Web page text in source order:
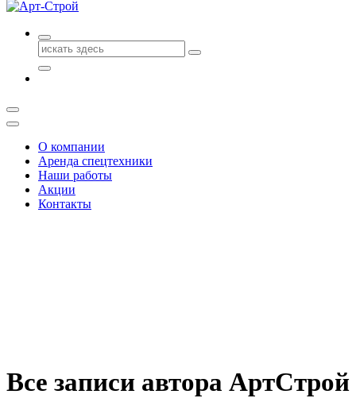
Поиск
для:
О компании
Аренда спецтехники
Наши работы
Акции
Контакты
Все записи автора АртСтрой